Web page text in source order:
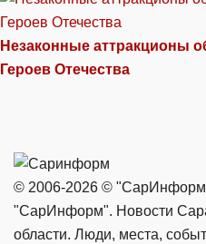
Незаконные аттракционы
Героев Отечества
© 2006-2026 ©
"СарИнформ". Новости
области. Люди, места,